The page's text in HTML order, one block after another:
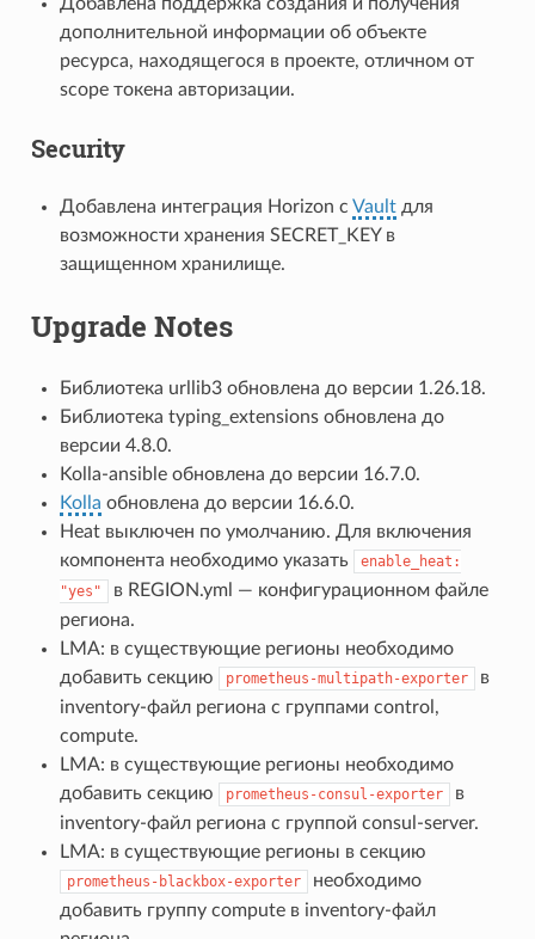
Добавлена поддержка создания и получения
дополнительной информации об объекте
ресурса, находящегося в проекте, отличном от
scope токена авторизации.
Security
Добавлена интеграция Horizon c Vaultдля
возможности хранения SECRET_KEY в
защищенном хранилище.
Upgrade Notes
Библиотека urllib3 обновлена до версии 1.26.18.
Библиотека typing_extensions обновлена до
версии 4.8.0.
Kolla-ansible обновлена до версии 16.7.0.
Kolla обновлена до версии 16.6.0.
Heat выключен по умолчанию. Для включения
компонента необходимо указать
enable_heat:
"yes"
в REGION.yml — конфигурационном файле
региона.
LMA: в существующие регионы необходимо
добавить секцию
prometheus-multipath-exporter
в
inventory-файл региона с группами control,
compute.
LMA: в существующие регионы необходимо
добавить секцию
prometheus-consul-exporter
в
inventory-файл региона с группой consul-server.
LMA: в существующие регионы в секцию
prometheus-blackbox-exporter
необходимо
добавить группу compute в inventory-файл